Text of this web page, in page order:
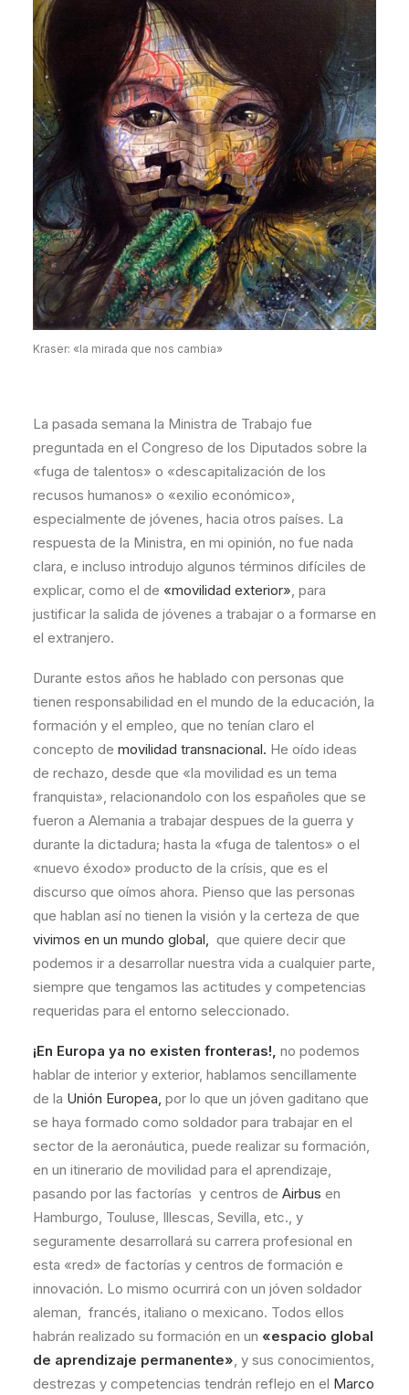
Kraser: «la mirada que nos cambia»
La pasada semana la Ministra de Trabajo fue
preguntada en el Congreso de los Diputados sobre la
«fuga de talentos» o «descapitalización de los
recusos humanos» o «exilio económico»,
especialmente de jóvenes, hacia otros países. La
respuesta de la Ministra, en mi opinión, no fue nada
clara, e incluso introdujo algunos términos difíciles de
explicar, como el de «movilidad exterior», para
justificar la salida de jóvenes a trabajar o a formarse en
el extranjero.
Durante estos años he hablado con personas que
tienen responsabilidad en el mundo de la educación, la
formación y el empleo, que no tenían claro el
concepto de movilidad transnacional. He oído ideas
de rechazo, desde que «la movilidad es un tema
franquista», relacionandolo con los españoles que se
fueron a Alemania a trabajar despues de la guerra y
durante la dictadura; hasta la «fuga de talentos» o el
«nuevo éxodo» producto de la crísis, que es el
discurso que oímos ahora. Pienso que las personas
que hablan así no tienen la visión y la certeza de que
vivimos en un mundo global, que quiere decir que
podemos ir a desarrollar nuestra vida a cualquier parte,
siempre que tengamos las actitudes y competencias
requeridas para el entorno seleccionado.
¡En Europa ya no existen fronteras!, no podemos
hablar de interior y exterior, hablamos sencillamente
de la Unión Europea, por lo que un jóven gaditano que
se haya formado como soldador para trabajar en el
sector de la aeronáutica, puede realizar su formación,
en un itinerario de movilidad para el aprendizaje,
pasando por las factorías y centros de Airbus en
Hamburgo, Touluse, Illescas, Sevilla, etc., y
seguramente desarrollará su carrera profesional en
esta «red» de factorías y centros de formación e
innovación. Lo mismo ocurrirá con un jóven soldador
aleman, francés, italiano o mexicano. Todos ellos
habrán realizado su formación en un «espacio global
de aprendizaje permanente», y sus conocimientos,
destrezas y competencias tendrán reflejo en el Marco